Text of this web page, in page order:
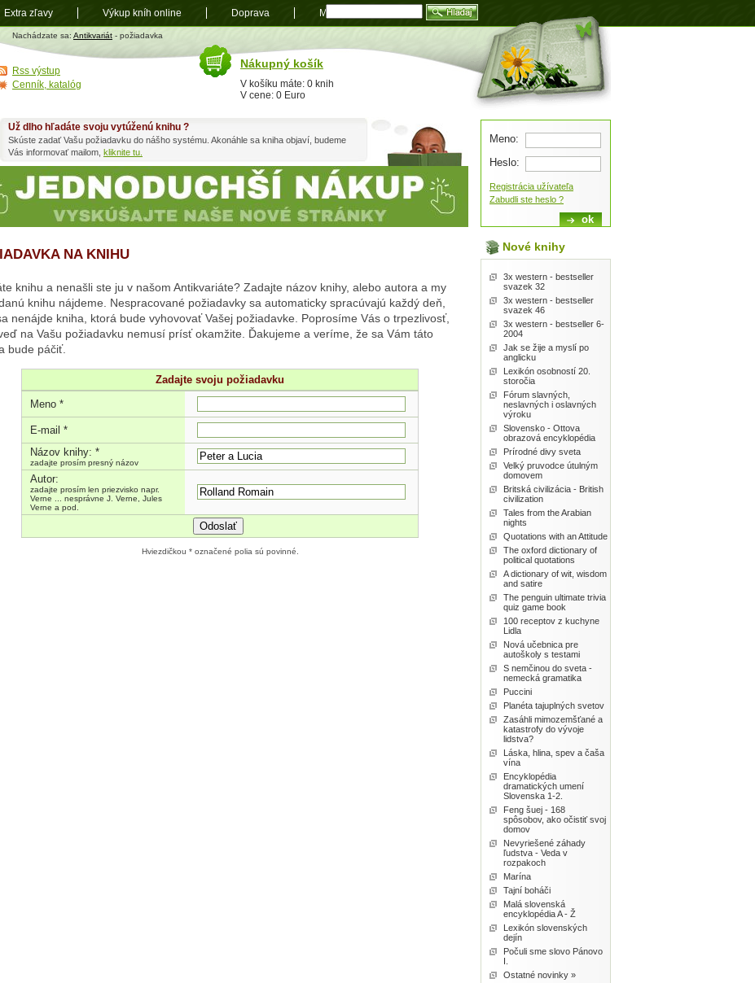
Nachádzate sa: Antikvariát - požiadavka
NA KNIHU
knihu a nenašli ste ju v našom Antikvariáte? Zadajte názov knihy, alebo autora a my
knihu nájdeme. Nespracované požiadavky sa automaticky spracúvajú každý deň,
nenájde kniha, ktorá bude vyhovovať Vašej požiadavke. Poprosíme Vás o trpezlivosť,
na Vašu požiadavku nemusí prísť okamžite. Ďakujeme a veríme, že sa Vám táto
bude páčiť.
Zadajte svoju požiadavku
Meno *
E-mail *
Názov knihy: *
zadajte prosím presný názov
Autor:
zadajte prosím len priezvisko napr.
Verne ... nesprávne J. Verne, Jules
Verne a pod.
Odoslať
Hviezdičkou * označené polia sú povinné.
Už dlho hľadáte svoju vytúženú knihu ?
Skúste zadať Vašu požiadavku do nášho systému. Akonáhle sa kniha objaví, budeme
Vás informovať mailom, kliknite tu.
Nové knihy
3x western - bestseller
svazek 32
3x western - bestseller
svazek 46
3x western - bestseller 6-
2004
Jak se žije a myslí po
anglicku
Lexikón osobností 20.
storočia
Fórum slavných,
neslavných i oslavných
výroku
Slovensko - Ottova
obrazová encyklopédia
Prírodné divy sveta
Velký pruvodce útulným
domovem
Britská civilizácia - British
civilization
Tales from the Arabian
nights
Quotations with an Attitude
The oxford dictionary of
political quotations
A dictionary of wit, wisdom
and satire
The penguin ultimate trivia
quiz game book
100 receptov z kuchyne
Lidla
Nová učebnica pre
autoškoly s testami
S nemčinou do sveta -
nemecká gramatika
Puccini
Planéta tajuplných svetov
Zasáhli mimozemšťané a
katastrofy do vývoje
lidstva?
Láska, hlina, spev a čaša
vína
Encyklopédia
dramatických umení
Slovenska 1-2.
Feng šuej - 168
spôsobov, ako očistiť svoj
domov
Nevyriešené záhady
ľudstva - Veda v
rozpakoch
Marína
Tajní boháči
Malá slovenská
encyklopédia A - Ž
Lexikón slovenských
dejín
Počuli sme slovo Pánovo
I.
Ostatné novinky »
Meno:
Heslo:
Registrácia užívateľa
Zabudli ste heslo ?
Nákupný košík
V košíku máte: 0 knih
V cene: 0 Euro
Rss výstup
Cenník, katalóg
Extra zľavy Výkup kníh online Doprava Mapa